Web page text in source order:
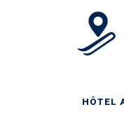
HÔTEL